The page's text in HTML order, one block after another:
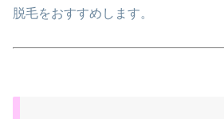
脱毛をおすすめします。